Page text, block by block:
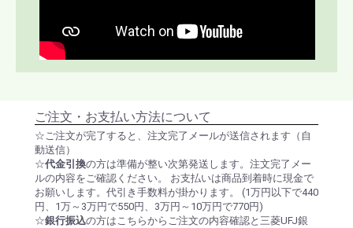
ご注文・お支払い方法について
☆ご注文が完了すると、注文完了メールが送信されます（自
動送信）
☆代金引換の方は準備が整い次第発送します。注文完了メー
ルの内容をご確認ください。 お支払いは商品到着時に現金で
お願いします。代引き手数料が掛かります。 (1万円以下で440
円、1万～3万円で550円、3万円～10万円で770円)
☆銀行振込の方はこちらからご注文の内容確認と三菱UFJ銀